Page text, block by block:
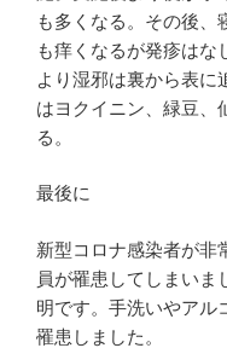
も多くなる。その後、
も痒くなるが発疹は
より湿邪は裏から表に
はヨクイニン、緑豆、
る。
最後に
新型コロナ感染者が非
員が罹患してしまいま
明です。手洗いやアル
罹患しました。